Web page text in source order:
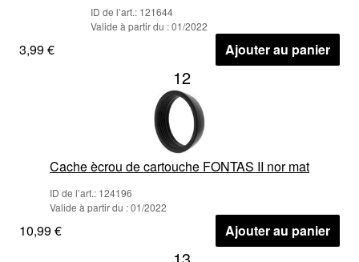
ID de l’art.: 121644
Valide à partir du : 01/2022
3,99 € Ajouter au panier
12
Cache ècrou de cartouche FONTAS II nor mat
ID de l’art.: 124196
Valide à partir du : 01/2022
10,99 € Ajouter au panier